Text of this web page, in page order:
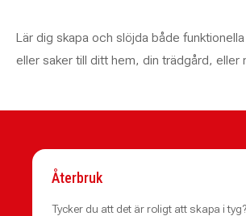
Lär dig skapa och slöjda både
eller saker till ditt hem, din trädgård, eller
Återbruk
Tycker du att det är roligt att skapa i